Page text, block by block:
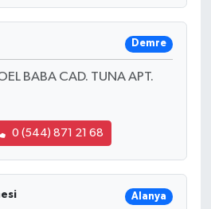
Demre
BABA CAD. TUNA APT.
0 (544) 871 21 68
Alanya